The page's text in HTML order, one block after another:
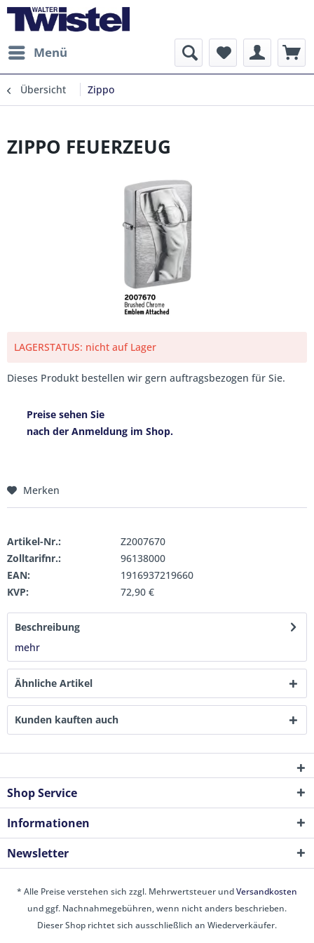
Menü
Übersicht Zippo
ZIPPO FEUERZEUG
LAGERSTATUS: nicht auf Lager
Dieses Produkt bestellen wir gern auftragsbezogen für Sie.
Preise sehen Sie
nach der Anmeldung im Shop.
Merken
Artikel-Nr.:
Z2007670
Zolltarifnr.:
96138000
EAN:
1916937219660
KVP:
72,90 €
Beschreibung
mehr
Ähnliche Artikel
Kunden kauften auch
Shop Service
Informationen
Newsletter
* Alle Preise verstehen sich zzgl. Mehrwertsteuer undVersandkosten
und ggf. Nachnahmegebühren, wenn nicht anders beschrieben.
Dieser Shop richtet sich ausschließlich an Wiederverkäufer.